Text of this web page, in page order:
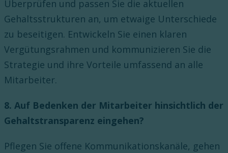
Überprüfen und passen Sie die aktuellen
Gehaltsstrukturen an, um etwaige Unterschiede
zu beseitigen. Entwickeln Sie einen klaren
Vergütungsrahmen und kommunizieren Sie die
Strategie und ihre Vorteile umfassend an alle
Mitarbeiter.
8. Auf Bedenken der Mitarbeiter hinsichtlich der
Gehaltstransparenz eingehen?
Pflegen Sie offene Kommunikationskanäle, gehen